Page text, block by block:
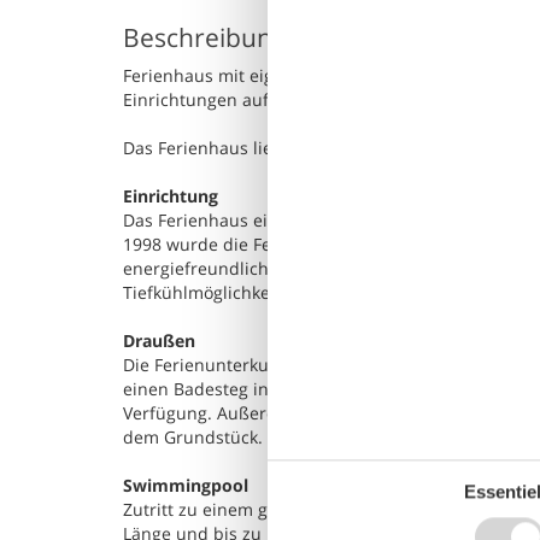
Beschreibung
Ferienhaus mit eigenem Zugang zu einem 4-
Einrichtungen auf dem Campingplatz, der von
Das Ferienhaus liegt mit Blick auf das Wasser
Einrichtung
Das Ferienhaus eignet sich für 10 Personen. Die
1998 wurde die Ferienunterkunft renoviert. Es ist
energiefreundliche Luft-Luft-Wärmepumpen
Tiefkühlmöglichkeit mit 30 Liter Nutzinhalt.
Draußen
Die Ferienunterkunft liegt auf einem 1000 m²
einen Badesteg in der Nähe. Die nächste
Verfügung. Außerdem gibt es überdachte
dem Grundstück.
Swimmingpool
Zutritt zu einem gemeinsamen Außen-
Länge und bis zu 1,5 m in der Tiefe.